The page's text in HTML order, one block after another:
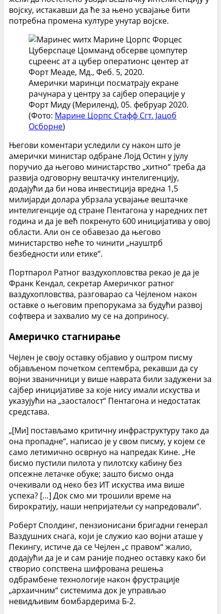
војску, истакавши да ће за њено усвајање бити
потребна промена културе унутар војске.
Амерички маринци посматрају екране
рачунара у центру за сајбер операције у
Форт Миду (Мериленд), 05. фебруар 2020.
(Фото: Марине Цорпс Стафф Сгт. Јацоб
Осборне)
Његови коментари уследили су након што је
амерички министар одбране Лојд Остин у јулу
поручио да његово министарство „хитно“ треба да
развија одговорну вештачку интелигенцију,
додајући да би нова инвестиција вредна 1,5
милијарди долара убрзала усвајање вештачке
интелигенције од стране Пентагона у наредних пет
година и да је већ покренуто 600 иницијатива у овој
области. Али он се обавезао да његово
министарство неће то чинити „науштрб
безбедности или етике“.
Портпарол Ратног ваздухопловства рекао је да је
Франк Кендал, секретар Америчког ратног
ваздухопловства, разговарао са Чејленом након
оставке о његовим препорукама за будући развој
софтвера и захвалио му се на доприносу.
Америчко стагнирање
Чејлен је своју оставку објавио у оштром писму
објављеном почетком септембра, рекавши да су
војни званичници у више наврата били задужени за
сајбер иницијативе за које нису имали искуства и
указујући на „заосталост“ Пентагона и недостатак
средстава.
„[Ми] постављамо критичну инфраструктуру тако да
она пропадне“, написао је у свом писму, у којем се
само летимично осврнуо на напредак Кине. „Не
бисмо пустили пилота у пилотску кабину без
опсежне летачке обуке; зашто бисмо онда
очекивали од неко без ИТ искуства има више
успеха? […] Док смо ми трошили време на
бирократију, наши непријатељи су напредовали“.
Роберт Сполдинг, пензионисани бригадни генерал
Ваздушних снага, који је служио као војни аташе у
Пекингу, истиче да се Чејлен „с правом“ жалио,
додајући да је и сам раније поднео оставку како би
створио сопствена шифрована решења
одбрамбене технологије након фрустрације
„архаичним“ системима док је управљао
невидљивим бомбардерима Б-2.